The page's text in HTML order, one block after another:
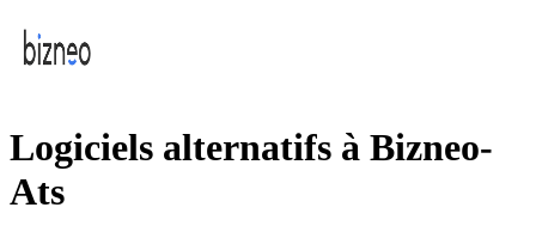
Logiciels alternatifs à Bizneo-
Ats